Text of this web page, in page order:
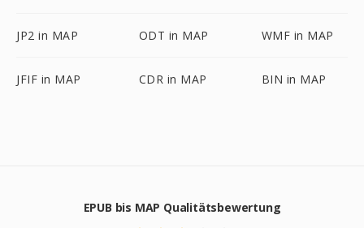
JP2 in MAP ODT in MAP WMF in MAP
JFIF in MAP CDR in MAP BIN in MAP
EPUB bis MAP Qualitätsbewertung